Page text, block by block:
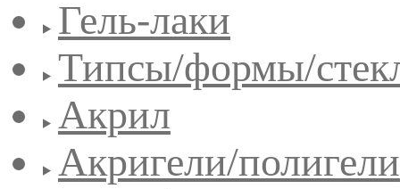
Гель-лаки
Типсы/формы/
Акрил
Акригели/полигели